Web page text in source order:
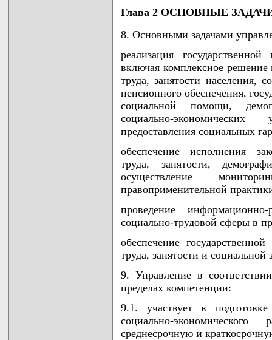
Глава 2 ОСНОВНЫЕ
8. Основными задачами
реализация
включая комплексное
труда, занятости населения,
пенсионного обеспечения,
социальной помощи,
социально-
предоставления социальных
обеспечение исполнения
труда, занятости,
осуществление
правоприменительной
проведение
социально-трудовой сферы в
обеспечение
труда, занятости и
9. Управление в
пределах компетенции:
9.1. участвует в
социально-
среднесрочную и